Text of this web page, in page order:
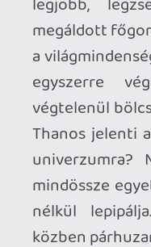
megkezdő és
nem először
ideje már
hogy lapot húzzon
és valami még
nagyobbal múlja
de ez mutatvány a
sikerült igazán.
külföldi kritikák
szokásos ováció
épp azért,
multiverzumábannem
formulát hozza.